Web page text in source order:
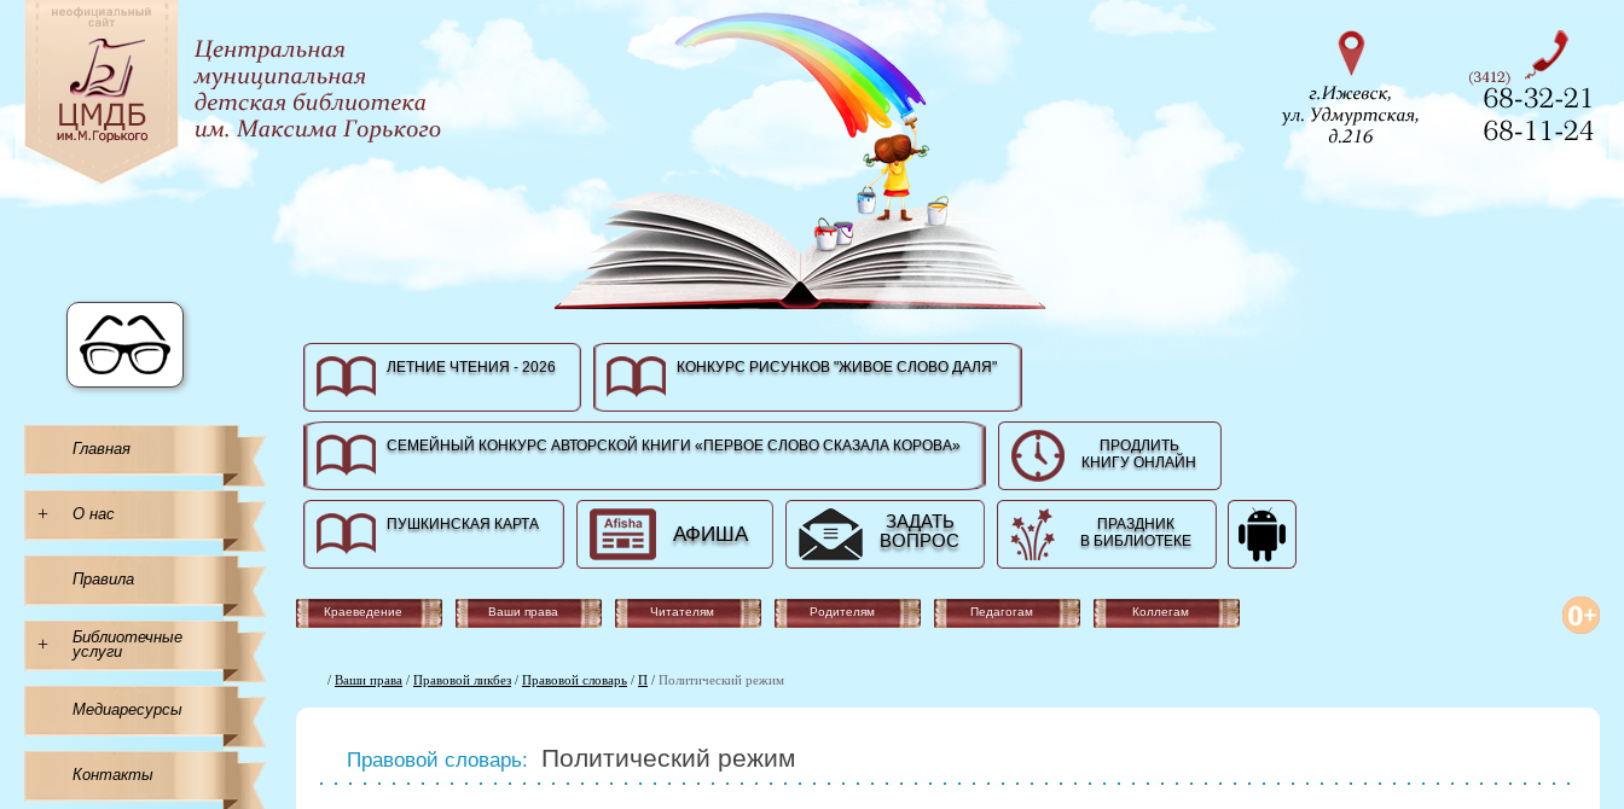
Главная
+ О нас
Правила
+
Библиотечные
услуги
Медиаресурсы
Контакты
ЛЕТНИЕ ЧТЕНИЯ - 2026 КОНКУРС РИСУНКОВ "ЖИВОЕ СЛОВО ДАЛЯ"
СЕМЕЙНЫЙ КОНКУРС АВТОРСКОЙ КНИГИ «ПЕРВОЕ СЛОВО СКАЗАЛА КОРОВА»
ПРОДЛИТЬ
КНИГУ ОНЛАЙН
ПУШКИНСКАЯ КАРТА АФИША
ЗАДАТЬ
ВОПРОС
ПРАЗДНИК
В БИБЛИОТЕКЕ
Краеведение Ваши права Читателям Родителям Педагогам Коллегам
/ Ваши права / Правовой ликбез / Правовой словарь / П / Политический режим
Правовой словарь: Политический режим